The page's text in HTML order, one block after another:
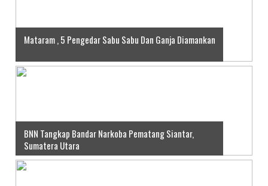
Mataram , 5 Pengedar Sabu Sabu Dan Ganja Diamankan
BNN Tangkap Bandar Narkoba Pematang Siantar,
Sumatera Utara